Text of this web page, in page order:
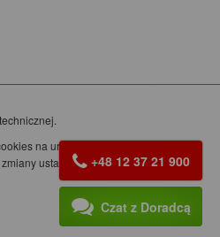
na urządzeniach
ustawień
Czat z Doradcą
+48 12 37 21 900